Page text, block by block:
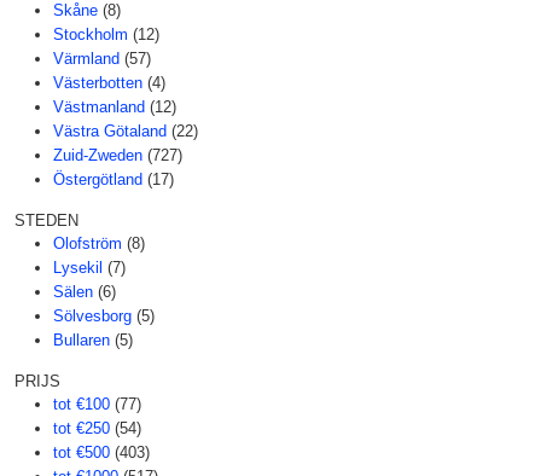
Skåne (8)
Stockholm (12)
Värmland (57)
Västerbotten (4)
Västmanland (12)
Västra Götaland (22)
Zuid-Zweden (727)
Östergötland (17)
STEDEN
Olofström (8)
Lysekil (7)
Sälen (6)
Sölvesborg (5)
Bullaren (5)
PRIJS
tot €100 (77)
tot €250 (54)
tot €500 (403)